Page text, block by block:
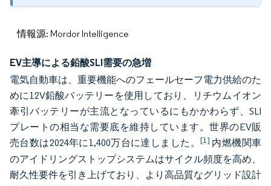
情報源: Mordor Intelligence
EV主導による鉛酸SLI需要の急増
電気自動車は、重要機能へのフェールセーフ電力供給のた
めに12V鉛酸バッテリーを使用しており、リチウムイオン
牽引バッテリーが主流となっているにもかかわらず、SLI
プレートの相当な需要底を維持しています。世界のEV販
売台数は2024年に1,400万台に達しました。 [1] 内燃機関車
のアイドリングストップシステムはサイクル頻度を高め、
耐久性要件を引き上げており、より高品質なグリッド設計